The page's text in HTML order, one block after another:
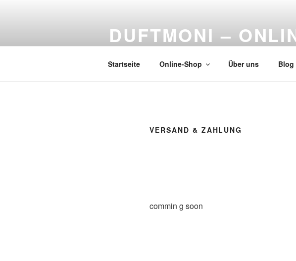
DUFTMONI –
Startseite Online-Shop Über uns Blog
VERSAND & ZAHLUNG
commin g soon